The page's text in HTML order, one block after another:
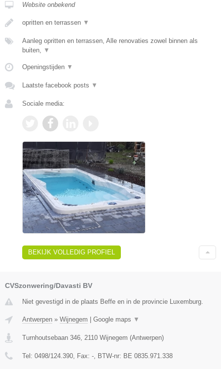
Website onbekend
opritten en terrassen ▼
Aanleg opritten en terrassen, Alle renovaties zowel binnen als
buiten,
▼
Openingstijden ▼
Laatste facebook posts ▼
Sociale media:
BEKIJK VOLLEDIG PROFIEL
CVSzonwering/Davasti BV
Niet gevestigd in de plaats Beffe en in de provincie Luxemburg.
Antwerpen » Wijnegem Google maps ▼
Turnhoutsebaan 346, 2110 Wijnegem (Antwerpen)
Tel: 0498/124.390, Fax: -, BTW-nr: BE 0835.971.338